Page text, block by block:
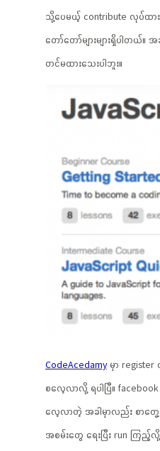
သို့ပေမယ့် contribute လုပ်ထ
တော်တော်များများရှိပါတ
တင်မထားသေးပါဘူး။
CodeAcedamyမှာ register
စလေ့လာလို့ ရပါပြီ။
လေ့လာတဲ့ အခါမှာလည်း စာတွ
အစမ်းတွေ ရေးပြီး run ကြည့်